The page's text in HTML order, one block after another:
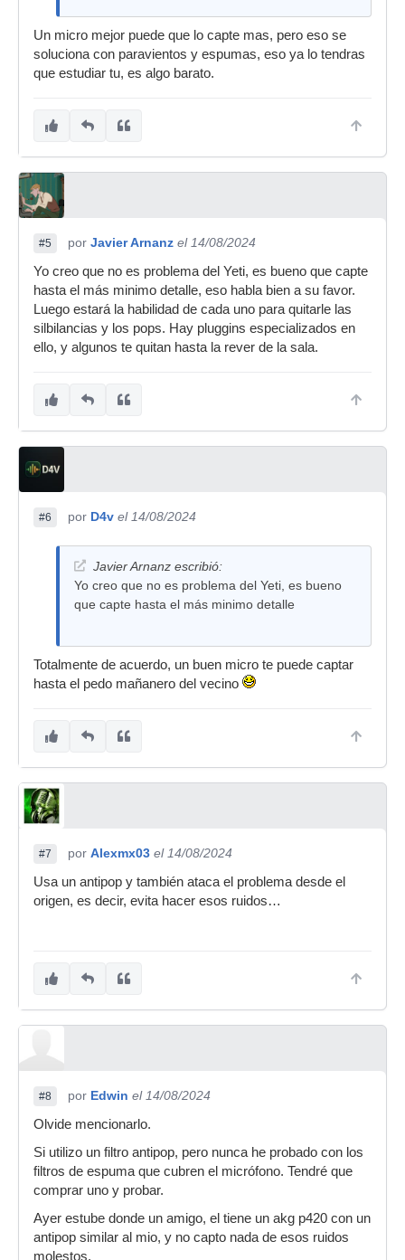
Un micro mejor puede que lo capte mas, pero eso se
soluciona con paravientos y espumas, eso ya lo tendras
que estudiar tu, es algo barato.
#5 por Javier Arnanz el 14/08/2024
Yo creo que no es problema del Yeti, es bueno que capte
hasta el más minimo detalle, eso habla bien a su favor.
Luego estará la habilidad de cada uno para quitarle las
silbilancias y los pops. Hay pluggins especializados en
ello, y algunos te quitan hasta la rever de la sala.
#6 por D4v el 14/08/2024
Javier Arnanz escribió:
Yo creo que no es problema del Yeti, es bueno
que capte hasta el más minimo detalle
Totalmente de acuerdo, un buen micro te puede captar
hasta el pedo mañanero del vecino
#7 por Alexmx03 el 14/08/2024
Usa un antipop y también ataca el problema desde el
origen, es decir, evita hacer esos ruidos…
#8 por Edwin el 14/08/2024
Olvide mencionarlo.
Si utilizo un filtro antipop, pero nunca he probado con los
filtros de espuma que cubren el micrófono. Tendré que
comprar uno y probar.
Ayer estube donde un amigo, el tiene un akg p420 con un
antipop similar al mio, y no capto nada de esos ruidos
molestos.